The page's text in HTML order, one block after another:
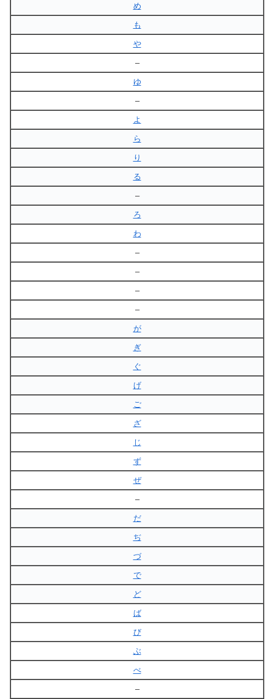
め
も
や
–
ゆ
–
よ
ら
り
る
–
ろ
わ
–
–
–
–
が
ぎ
ぐ
げ
ご
ざ
じ
ず
ぜ
–
だ
ぢ
づ
で
ど
ば
び
ぶ
べ
–